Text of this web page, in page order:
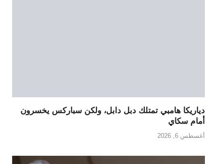
دياريكا هامبي تمتلك دبل دابل، ولكن سباركس يخسرون
أمام سكاي
أغسطس 6, 2026